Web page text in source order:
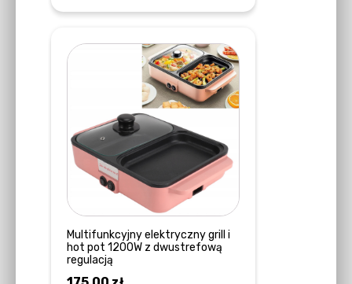
Multifunkcyjny elektryczny grill i
hot pot 1200W z dwustrefową
regulacją